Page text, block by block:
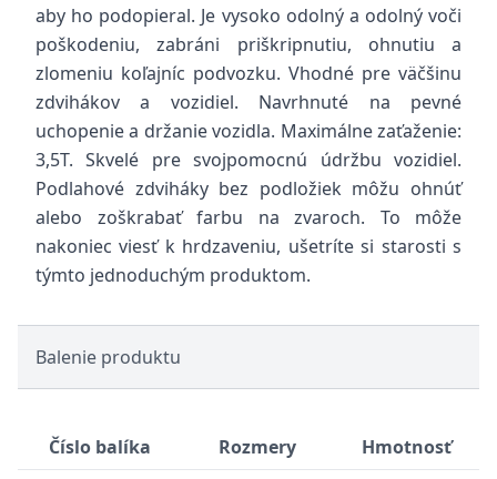
aby ho podopieral. Je vysoko odolný a odolný voči
poškodeniu, zabráni priškripnutiu, ohnutiu a
zlomeniu koľajníc podvozku. Vhodné pre väčšinu
zdvihákov a vozidiel. Navrhnuté na pevné
uchopenie a držanie vozidla. Maximálne zaťaženie:
3,5T. Skvelé pre svojpomocnú údržbu vozidiel.
Podlahové zdviháky bez podložiek môžu ohnúť
alebo zoškrabať farbu na zvaroch. To môže
nakoniec viesť k hrdzaveniu, ušetríte si starosti s
týmto jednoduchým produktom.
Balenie produktu
Číslo balíka Rozmery Hmotnosť